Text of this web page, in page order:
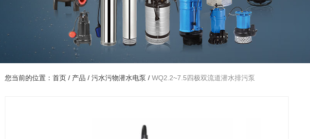
您当前的位置：首页 / 产品 / 污水污物潜水电泵 / WQ2.2~7.5四极双流道潜水排污泵